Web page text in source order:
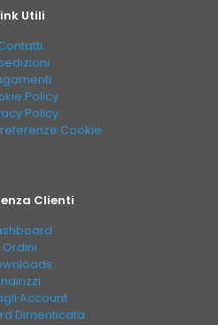
Utili
Policy
Policy
Cookie
Clienti
Ordini
Account
Dimenticata